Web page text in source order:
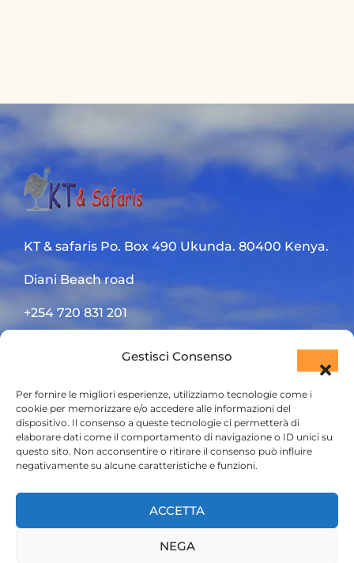
Gestisci Consenso
Per fornire le migliori esperienze, utilizziamo tecnologie come i
cookie per memorizzare e/o accedere alle informazioni del
dispositivo. Il consenso a queste tecnologie ci permetterà di
elaborare dati come il comportamento di navigazione o ID unici su
questo sito. Non acconsentire o ritirare il consenso può influire
negativamente su alcune caratteristiche e funzioni.
ACCETTA
NEGA
KT & safaris Po. Box 490 Ukunda. 80400 Kenya.
Diani Beach road
+254 720 831 201